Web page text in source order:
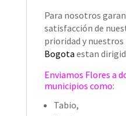
Para nosotros
satisfacción de
prioridad y nuestros
Bogota estan
Enviamos Flores a
municipios como:
Tabio,